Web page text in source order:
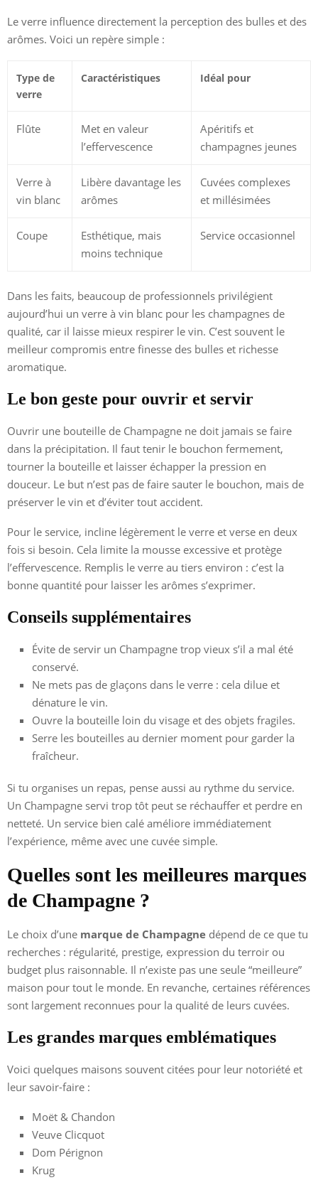
Le verre influence directement la perception des bulles et des
arômes. Voici un repère simple :
Type de
verre
Caractéristiques Idéal pour
Flûte
Met en valeur
l’effervescence
Apéritifs et
champagnes jeunes
Verre à
vin blanc
Libère davantage les
arômes
Cuvées complexes
et millésimées
Coupe
Esthétique, mais
moins technique
Service occasionnel
Dans les faits, beaucoup de professionnels privilégient
aujourd’hui un verre à vin blanc pour les champagnes de
qualité, car il laisse mieux respirer le vin. C’est souvent le
meilleur compromis entre finesse des bulles et richesse
aromatique.
Le bon geste pour ouvrir et servir
Ouvrir une bouteille de Champagne ne doit jamais se faire
dans la précipitation. Il faut tenir le bouchon fermement,
tourner la bouteille et laisser échapper la pression en
douceur. Le but n’est pas de faire sauter le bouchon, mais de
préserver le vin et d’éviter tout accident.
Pour le service, incline légèrement le verre et verse en deux
fois si besoin. Cela limite la mousse excessive et protège
l’effervescence. Remplis le verre au tiers environ : c’est la
bonne quantité pour laisser les arômes s’exprimer.
Conseils supplémentaires
Évite de servir un Champagne trop vieux s’il a mal été
conservé.
Ne mets pas de glaçons dans le verre : cela dilue et
dénature le vin.
Ouvre la bouteille loin du visage et des objets fragiles.
Serre les bouteilles au dernier moment pour garder la
fraîcheur.
Si tu organises un repas, pense aussi au rythme du service.
Un Champagne servi trop tôt peut se réchauffer et perdre en
netteté. Un service bien calé améliore immédiatement
l’expérience, même avec une cuvée simple.
Quelles sont les meilleures marques
de Champagne ?
Le choix d’une marque de Champagne dépend de ce que tu
recherches : régularité, prestige, expression du terroir ou
budget plus raisonnable. Il n’existe pas une seule “meilleure”
maison pour tout le monde. En revanche, certaines références
sont largement reconnues pour la qualité de leurs cuvées.
Les grandes marques emblématiques
Voici quelques maisons souvent citées pour leur notoriété et
leur savoir-faire :
Moët & Chandon
Veuve Clicquot
Dom Pérignon
Krug